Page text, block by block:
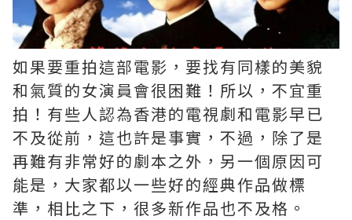
如果要重拍這部電影，要找有同樣的美貌
和氣質的女演員會很困難！所以，不宜重
拍！有些人認為香港的電視劇和電影早已
不及從前，這也許是事實，不過，除了是
再難有非常好的劇本之外，另一個原因可
能是，大家都以一些好的經典作品做標
準，相比之下，很多新作品也不及格。 ​​​